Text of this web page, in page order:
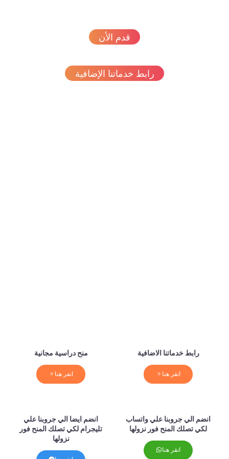
قدم الأن
رابط خدماتنا الإضافية
رابط خدماتنا الاضافية
انقر هنا
منح دراسية مجانية
انقر هنا
انضم الي جروبنا علي واتساب
لكي تصلك المنح فور نزولها
انقر هنا
انضم ايضا الي جروبنا علي
تليجرام لكي تصلك المنح فور
نزولها